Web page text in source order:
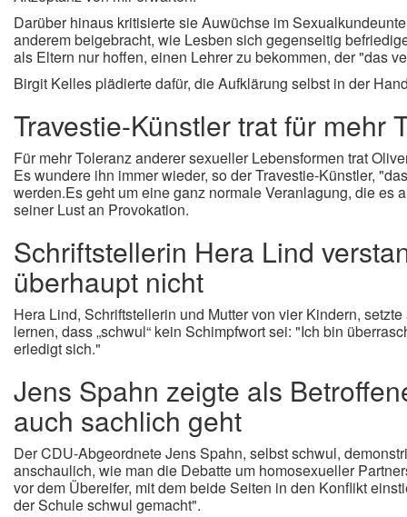
Darüber hinaus kritisierte sie Auwüchse im
anderem beigebracht, wie Lesben sich gegenseitig
als Eltern nur hoffen, einen Lehrer zu bekommen, der "das
Birgit Kelles plädierte dafür, die Aufklärung selbst in der
Travestie-Künstler trat für mehr
Für mehr Toleranz anderer sexueller Lebensformen trat
Es wundere ihn immer wieder, so der Travestie-Künstler,
werden.Es geht um eine ganz normale Veranlagung, die es
seiner Lust an Provokation.
Schriftstellerin Hera Lind
überhaupt nicht
Hera Lind, Schriftstellerin und Mutter von vier Kindern,
lernen, dass „schwul“ kein Schimpfwort sei: "Ich bin
erledigt sich."
Jens Spahn zeigte als
auch sachlich geht
Der CDU-Abgeordnete Jens Spahn, selbst schwul,
anschaulich, wie man die Debatte um homosexueller
vor dem Übereifer, mit dem beide Seiten in den Konflikt
der Schule schwul gemacht".